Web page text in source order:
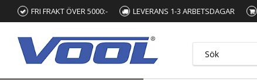
FRI FRAKT ÖVER 5000:- LEVERANS 1-3 ARBETSDAGAR